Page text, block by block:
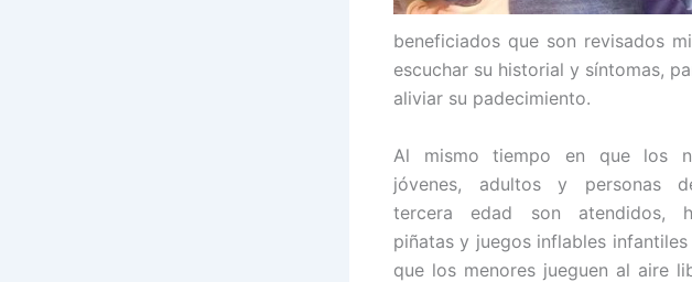
beneficiados que son revisados
escuchar su historial y síntomas,
aliviar su padecimiento.
Al mismo tiempo en que los
jóvenes, adultos y personas
tercera edad son atendidos,
piñatas y juegos inflables infantiles
que los menores jueguen al aire